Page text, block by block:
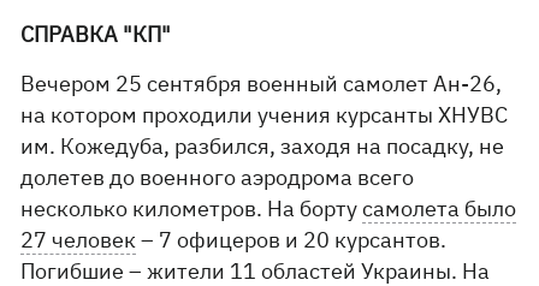
СПРАВКА "КП"
Вечером 25 сентября военный самолет Ан-26,
на котором проходили учения курсанты ХНУВС
им. Кожедуба, разбился, заходя на посадку, не
долетев до военного аэродрома всего
несколько километров. На бортусамолета было
27 человек– 7 офицеров и 20 курсантов.
Погибшие – жители 11 областей Украины. На